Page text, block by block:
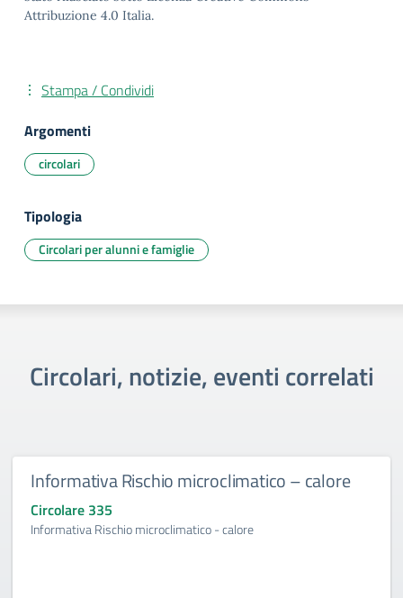
Attribuzione 4.0 Italia.
Stampa / Condividi
Argomenti
circolari
Tipologia
Circolari per alunni e famiglie
Circolari, notizie, eventi correlati
Informativa Rischio microclimatico – calore
Circolare 335
Informativa Rischio microclimatico - calore